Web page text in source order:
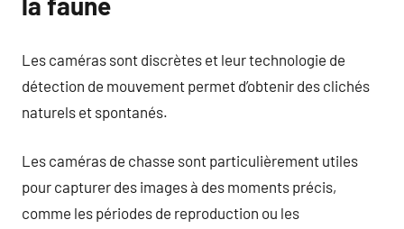
Les caméras sont discrètes et leur technologie de
détection de mouvement permet d’obtenir des clichés
naturels et spontanés.
Les caméras de chasse sont particulièrement utiles
pour capturer des images à des moments précis,
comme les périodes de reproduction ou les